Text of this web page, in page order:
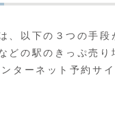
、以下の３つの手段
どの駅のきっぷ売り
ターネット予約サ